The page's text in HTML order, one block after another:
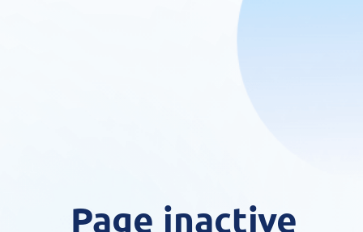
Page inactive